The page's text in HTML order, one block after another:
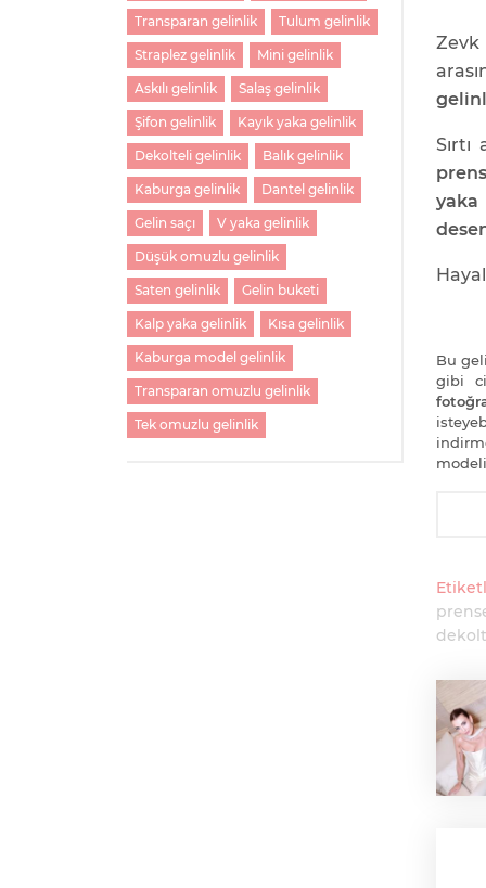
Transparan gelinlik Tulum gelinlik
Straplez gelinlik Mini gelinlik
Askılı gelinlik Salaş gelinlik
Şifon gelinlik Kayık yaka gelinlik
Dekolteli gelinlik Balık gelinlik
Kaburga gelinlik Dantel gelinlik
Gelin saçı V yaka gelinlik
Düşük omuzlu gelinlik
Saten gelinlik Gelin buketi
Kalp yaka gelinlik Kısa gelinlik
Kaburga model gelinlik
Transparan omuzlu gelinlik
Tek omuzlu gelinlik
Zevk
Sırtı
yaka
Bu
gibi